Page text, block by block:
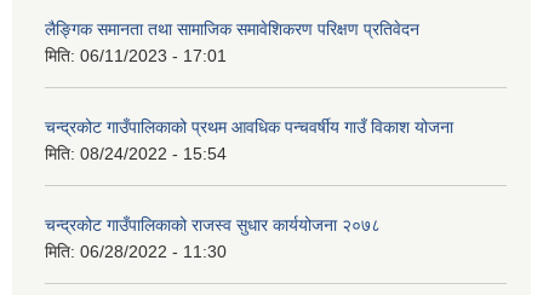
लैङ्गिक समानता तथा सामाजिक समावेशिकरण परिक्षण प्रतिवेदन
मिति: 06/11/2023 - 17:01
चन्द्रकोट गाउँपालिकाको प्रथम आवधिक पन्चवर्षीय गाउँ विकाश योजना
मिति: 08/24/2022 - 15:54
चन्द्रकोट गाउँपालिकाको राजस्व सुधार कार्ययोजना २०७८
मिति: 06/28/2022 - 11:30